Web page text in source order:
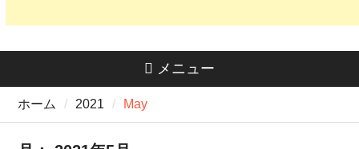
メニュー
ホーム 2021 May